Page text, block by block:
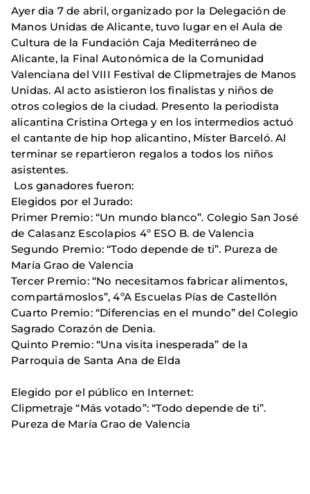
Ayer dia 7 de abril, organizado por la Delegación de
Manos Unidas de Alicante, tuvo lugar en el Aula de
Cultura de la Fundación Caja Mediterráneo de
Alicante, la Final Autonómica de la Comunidad
Valenciana del VIII Festival de Clipmetrajes de Manos
Unidas. Al acto asistieron los finalistas y niños de
otros colegios de la ciudad. Presento la periodista
alicantina Cristina Ortega y en los intermedios actuó
el cantante de hip hop alicantino, Míster Barceló. Al
terminar se repartieron regalos a todos los niños
asistentes.
Los ganadores fueron:
Elegidos por el Jurado:
Primer Premio: “Un mundo blanco”. Colegio San José
de Calasanz Escolapios 4º ESO B. de Valencia
Segundo Premio: “Todo depende de ti”. Pureza de
María Grao de Valencia
Tercer Premio: “No necesitamos fabricar alimentos,
compartámoslos”, 4ºA Escuelas Pías de Castellón
Cuarto Premio: “Diferencias en el mundo” del Colegio
Sagrado Corazón de Denia.
Quinto Premio: “Una visita inesperada” de la
Parroquia de Santa Ana de Elda
Elegido por el público en Internet:
Clipmetraje “Más votado”: “Todo depende de ti”.
Pureza de María Grao de Valencia